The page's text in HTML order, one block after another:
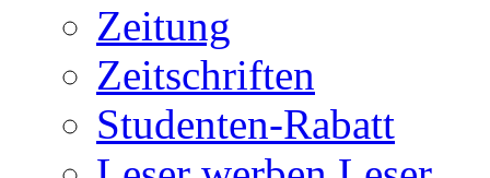
Zeitung
Zeitschriften
Studenten-Rabatt